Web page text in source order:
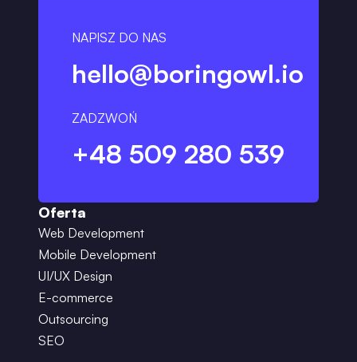
NAPISZ DO NAS
hello@boringowl.io
ZADZWOŃ
+48 509 280 539
Oferta
Web Development
Mobile Development
UI/UX Design
E-commerce
Outsourcing
SEO